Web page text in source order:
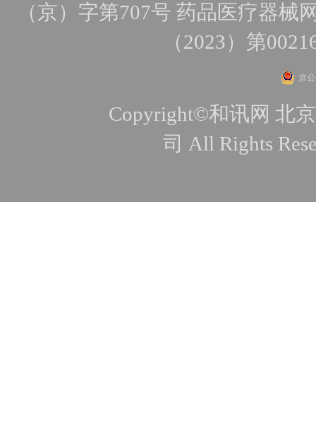
（京）字第707号 药品医疗器械
（2023）第
京
Copyright©和讯网 北
司 All Rights